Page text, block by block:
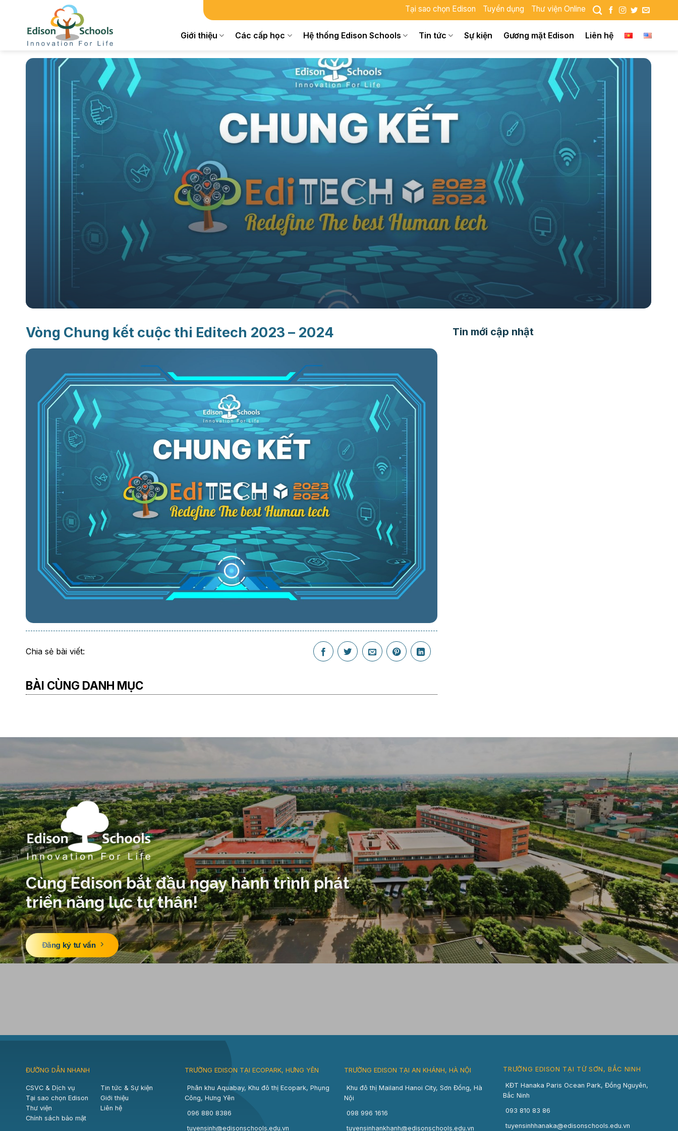
Tại sao chọn Edison Tuyển dụng Thư viện Online
Giới thiệu Các cấp học Hệ thống Edison Schools Tin tức Sự kiện Gương mặt Edison Liên hệ
Vòng Chung kết cuộc thi Editech 2023 – 2024
Chia sẻ bài viết:
BÀI CÙNG DANH MỤC
Tin mới cập nhật
Cùng Edison bắt đầu ngay hành trình phát
triển năng lực tự thân!
Đăng ký tư vấn
ĐƯỜNG DẪN NHANH
CSVC & Dịch vụ
Tin tức & Sự kiện
Tại sao chọn Edison
Giới thiệu
Thư viện
Liên hệ
Chính sách bảo mật
TRƯỜNG EDISON TẠI ECOPARK, HƯNG YÊN
Phân khu Aquabay, Khu đô thị Ecopark, Phụng
Công, Hưng Yên
096 880 8386
tuyensinh@edisonschools.edu.vn
TRƯỜNG EDISON TẠI AN KHÁNH, HÀ NỘI
Khu đô thị Mailand Hanoi City, Sơn Đồng, Hà
Nội
098 996 1616
tuyensinhankhanh@edisonschools.edu.vn
TRƯỜNG EDISON TẠI TỪ SƠN, BẮC NINH
KĐT Hanaka Paris Ocean Park, Đồng Nguyên,
Bắc Ninh
093 810 83 86
tuyensinhhanaka@edisonschools.edu.vn